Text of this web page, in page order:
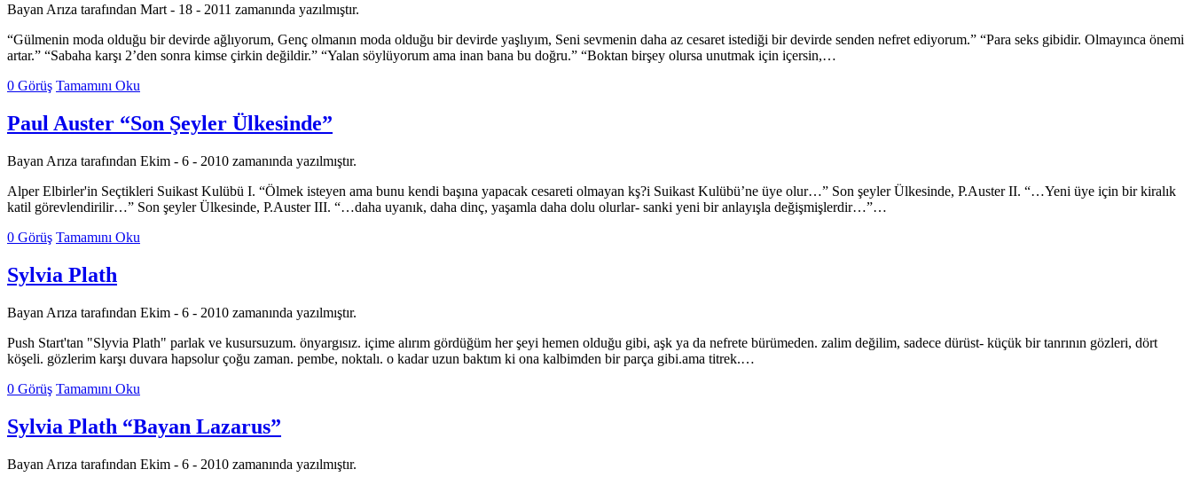
Bayan Arıza tarafından Mart - 18 - 2011 zamanında yazılmıştır.
“Gülmenin moda olduğu bir devirde ağlıyorum, Genç olmanın moda olduğu bir devirde yaşlıyım, Seni sevmenin daha az cesaret istediği bir devirde senden nefret ediyorum.” “Para seks gibidir. Olmayınca önemi
artar.” “Sabaha karşı 2’den sonra kimse çirkin değildir.” “Yalan söylüyorum ama inan bana bu doğru.” “Boktan birşey olursa unutmak için içersin,…
0 Görüş Tamamını Oku
Paul Auster “Son Şeyler Ülkesinde”
Bayan Arıza tarafından Ekim - 6 - 2010 zamanında yazılmıştır.
Alper Elbirler'in Seçtikleri Suikast Kulübü I. “Ölmek isteyen ama bunu kendi başına yapacak cesareti olmayan kş?i Suikast Kulübü’ne üye olur…” Son şeyler Ülkesinde, P.Auster II. “…Yeni üye için bir kiralık
katil görevlendirilir…” Son şeyler Ülkesinde, P.Auster III. “…daha uyanık, daha dinç, yaşamla daha dolu olurlar- sanki yeni bir anlayışla değişmişlerdir…”…
0 Görüş Tamamını Oku
Sylvia Plath
Bayan Arıza tarafından Ekim - 6 - 2010 zamanında yazılmıştır.
Push Start'tan "Slyvia Plath" parlak ve kusursuzum. önyargısız. içime alırım gördüğüm her şeyi hemen olduğu gibi, aşk ya da nefrete bürümeden. zalim değilim, sadece dürüst- küçük bir tanrının gözleri, dört
köşeli. gözlerim karşı duvara hapsolur çoğu zaman. pembe, noktalı. o kadar uzun baktım ki ona kalbimden bir parça gibi.ama titrek.…
0 Görüş Tamamını Oku
Sylvia Plath “Bayan Lazarus”
Bayan Arıza tarafından Ekim - 6 - 2010 zamanında yazılmıştır.